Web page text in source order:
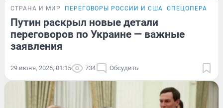
СТРАНА И МИР ПЕРЕГОВОРЫ РОССИИ И США
Путин раскрыл новые детали
переговоров по Украине — важные
заявления
29 июня, 2026, 01:15 734 Обсудить